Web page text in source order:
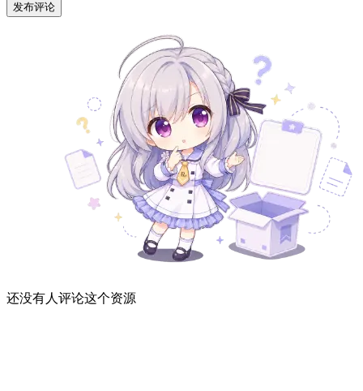
发布评论
还没有人评论这个资源